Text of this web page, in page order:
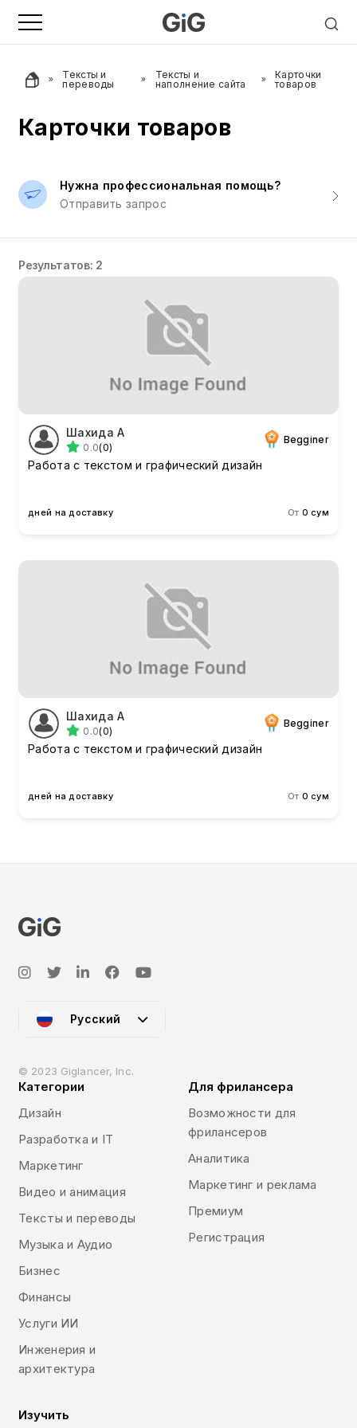
Тексты и
переводы
Тексты и
наполнение сайта
Карточки
товаров
Карточки товаров
Нужна профессиональная помощь?
Отправить запрос
Результатов: 2
Шахида А
0.0(0)
Begginer
Работа с текстом и графический дизайн
дней на доставку От 0 сум
Шахида А
0.0(0)
Begginer
Работа с текстом и графический дизайн
дней на доставку От 0 сум
Русский
© 2023 Giglancer, Inc.
Категории
Дизайн
Разработка и IT
Маркетинг
Видео и анимация
Тексты и переводы
Музыка и Аудио
Бизнес
Финансы
Услуги ИИ
Инженерия и
архитектура
Для фрилансера
Возможности для
фрилансеров
Аналитика
Маркетинг и реклама
Премиум
Регистрация
Изучить